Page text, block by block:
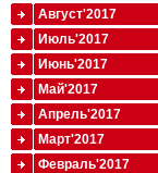
Август'2017
Июль'2017
Июнь'2017
Май'2017
Апрель'2017
Март'2017
Февраль'2017